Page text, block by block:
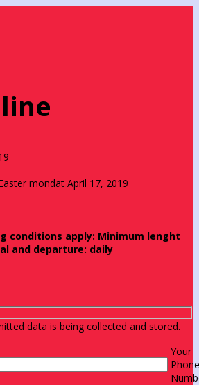
mondat April 17, 2019
conditions apply: Minimum lenght
and departure: daily
data is being collected and stored.
Your
Phone